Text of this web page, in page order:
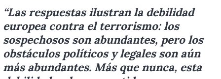
“Las respuestas ilustran la debilidad
europea contra el terrorismo: los
sospechosos son abundantes, pero los
obstáculos políticos y legales son aún
más abundantes. Más que nunca, esta